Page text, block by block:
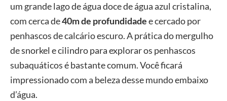
um grande lago de água doce de água azul cristalina,
com cerca de40m de profundidadee cercado por
penhascos de calcário escuro. A prática do mergulho
de snorkel e cilindro para explorar os penhascos
subaquáticos é bastante comum. Você ficará
impressionado com a beleza desse mundo embaixo
d’água.